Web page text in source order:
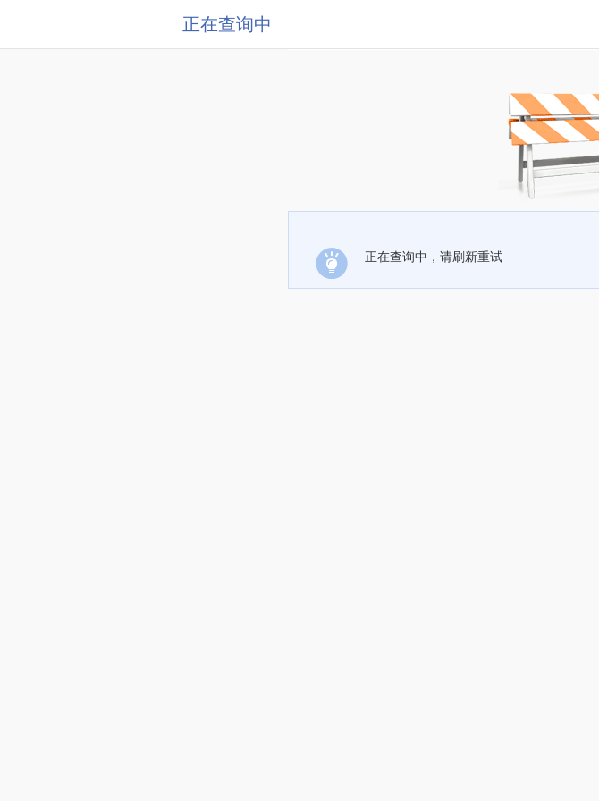
正在查询中
正在查询中，请刷新重试